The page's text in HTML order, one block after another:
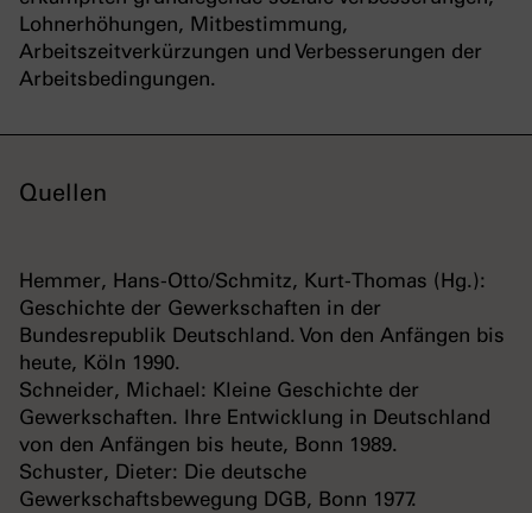
Lohnerhöhungen, Mitbestimmung,
Arbeitszeitverkürzungen und Verbesserungen der
Arbeitsbedingungen.
Quellen
Hemmer, Hans-Otto/Schmitz, Kurt-Thomas (Hg.):
Geschichte der Gewerkschaften in der
Bundesrepublik Deutschland. Von den Anfängen bis
heute, Köln 1990.
Schneider, Michael: Kleine Geschichte der
Gewerkschaften. Ihre Entwicklung in Deutschland
von den Anfängen bis heute, Bonn 1989.
Schuster, Dieter: Die deutsche
Gewerkschaftsbewegung DGB, Bonn 1977.